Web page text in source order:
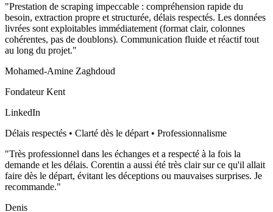
"Prestation de scraping impeccable : compréhension rapide du
besoin, extraction propre et structurée, délais respectés. Les données
livrées sont exploitables immédiatement (format clair, colonnes
cohérentes, pas de doublons). Communication fluide et réactif tout
au long du projet."
Mohamed-Amine Zaghdoud
Fondateur Kent
LinkedIn
Délais respectés • Clarté dès le départ • Professionnalisme
"Très professionnel dans les échanges et a respecté à la fois la
demande et les délais. Corentin a aussi été très clair sur ce qu'il allait
faire dès le départ, évitant les déceptions ou mauvaises surprises. Je
recommande."
Denis